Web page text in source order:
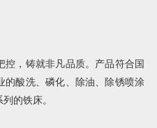
控，铸就非凡品质。产品符合国
的酸洗、磷化、除油、除锈喷涂
的铁床。